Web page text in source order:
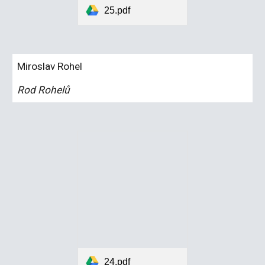
25.pdf
Miroslav Rohel
Rod Rohelů
24.pdf